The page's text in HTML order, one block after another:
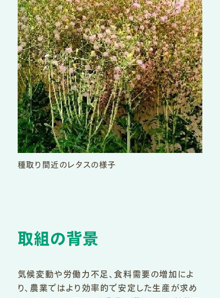
種取り間近のレタスの様子
取組の背景
気候変動や労働力不足、食料需要の増加によ
り、農業ではより効率的で安定した生産が求め